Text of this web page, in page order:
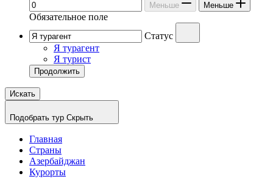
Меньше Меньше
Обязательное поле
Статус
Я турагент
Я турист
Продолжить
Искать
Подобрать тур Скрыть
Главная
Страны
Азербайджан
Курорты